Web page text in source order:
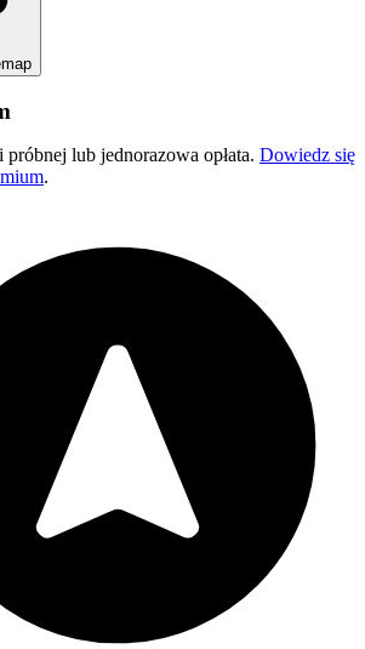
próbnej lub jednorazowa opłata. Dowiedz się
.